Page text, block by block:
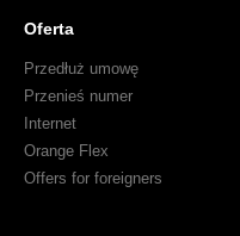
Oferta
Przedłuż umowę
Przenieś numer
Internet
Orange Flex
Offers for foreigners